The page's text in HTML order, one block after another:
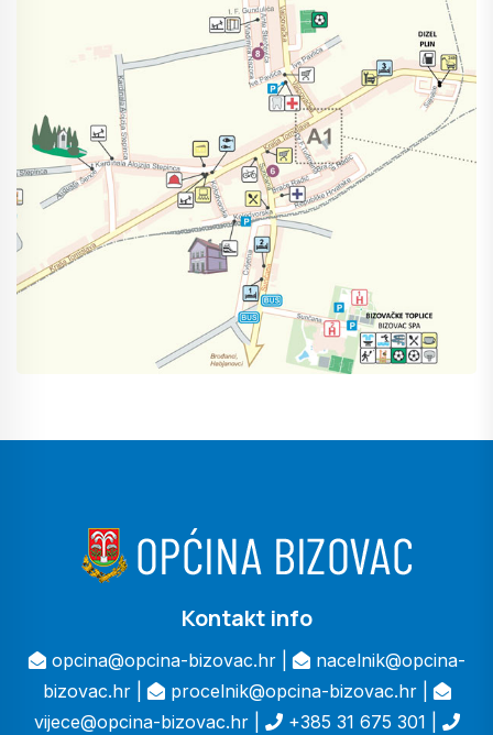
Kontakt info
opcina@opcina-bizovac.hr |
nacelnik@opcina-
bizovac.hr |
procelnik@opcina-bizovac.hr |
vijece@opcina-bizovac.hr |
+385 31 675 301 |